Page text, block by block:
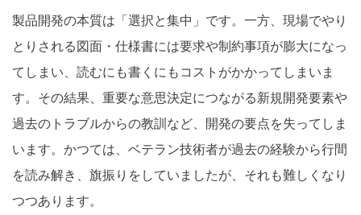
製品開発の本質は「選択と集中」です。一方、現場でやり
とりされる図面・仕様書には要求や制約事項が膨大になっ
てしまい、読むにも書くにもコストがかかってしまいま
す。その結果、重要な意思決定につながる新規開発要素や
過去のトラブルからの教訓など、開発の要点を失ってしま
います。かつては、ベテラン技術者が過去の経験から行間
を読み解き、旗振りをしていましたが、それも難しくなり
つつあります。